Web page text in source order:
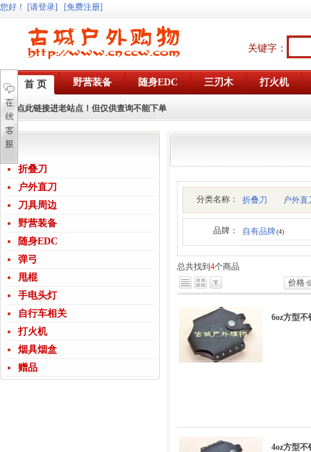
您好 ！ [请登录] [免费注册]
关键字：
首 页 野营装备 随身EDC 三刃木 打火机
点此链接进老站点！但仅供查询不能下单
折叠刀
户外直刀
刀具周边
野营装备
随身EDC
弹弓
甩棍
手电头灯
自行车相关
打火机
烟具烟盒
赠品
分类名称： 折叠刀 户外直
品牌： 自有品牌(4)
总共找到 4个商品
价格
6oz方型
4oz方型